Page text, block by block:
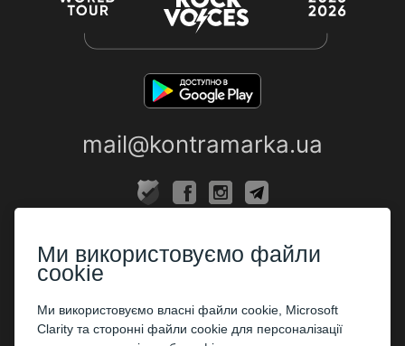
mail@kontramarka.ua
Каси
ПАРТНЕРАМ
Організаторам
Ми використовуємо файли
cookie
Ми використовуємо власні файли cookie, Microsoft
Clarity та сторонні файли cookie для персоналізації